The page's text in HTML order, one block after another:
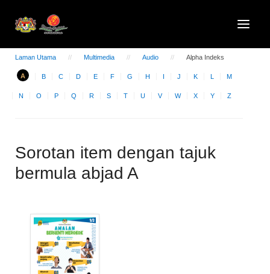
Laman Utama Multimedia Audio Alpha Indeks
A B C D E F G H I J K L M
N O P Q R S T U V W X Y Z
Sorotan item dengan tajuk
bermula abjad A